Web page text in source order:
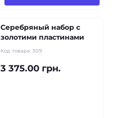
Серебряный набор с
золотими пластинами
Код товара: 309
3 375.00 грн.